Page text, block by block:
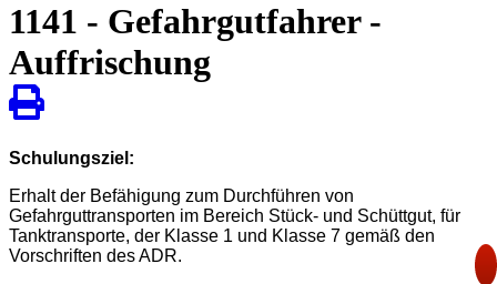
1141 - Gefahrgutfahrer -
Auffrischung
Schulungsziel:
Erhalt der Befähigung zum Durchführen von
Gefahrguttransporten im Bereich Stück- und Schüttgut, für
Tanktransporte, der Klasse 1 und Klasse 7 gemäß den
Vorschriften des ADR.